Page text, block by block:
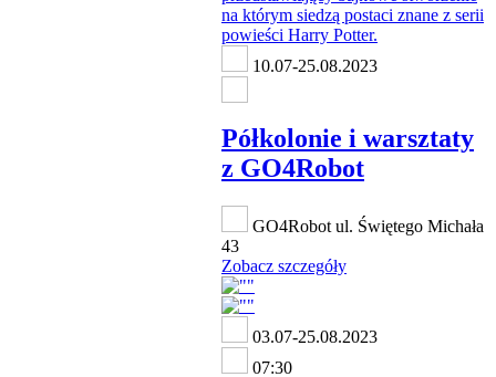
10.07-25.08.2023
Półkolonie i warsztaty
z GO4Robot
GO4Robot ul. Świętego Michała
43
Zobacz szczegóły
03.07-25.08.2023
07:30